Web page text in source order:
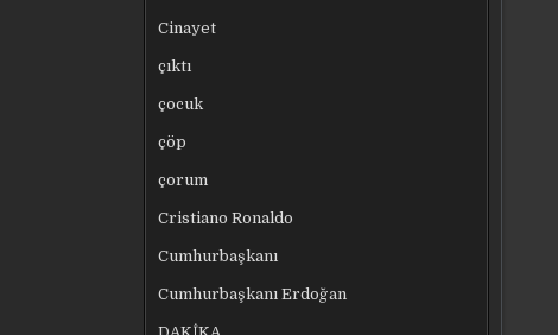
Cinayet
çıktı
çocuk
çöp
çorum
Cristiano Ronaldo
Cumhurbaşkanı
Cumhurbaşkanı Erdoğan